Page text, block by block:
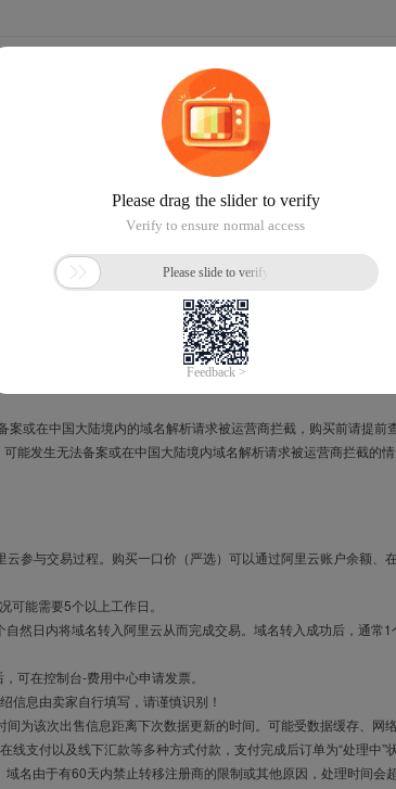
防上当受骗！
！
骗！
息模板
入
完成绑定。
或在中国大陆境内的域名解析请求被运营商拦截，购买前请提前
能发生无法备案或在中国大陆境内域名解析请求被运营商拦截的
参与交易过程。购买一口价（严选）可以通过阿里云账户余额、
能需要5个以上工作日。
然日内将域名转入阿里云从而完成交易。域名转入成功后，通常1
可在控制台-费用中心申请发票。
信息由卖家自行填写，请谨慎识别！
为该次出售信息距离下次数据更新的时间。可能受数据缓存、网
支付以及线下汇款等多种方式付款，支付完成后订单为“处理中”
名由于有60天内禁止转移注册商的限制或其他原因，处理时间会